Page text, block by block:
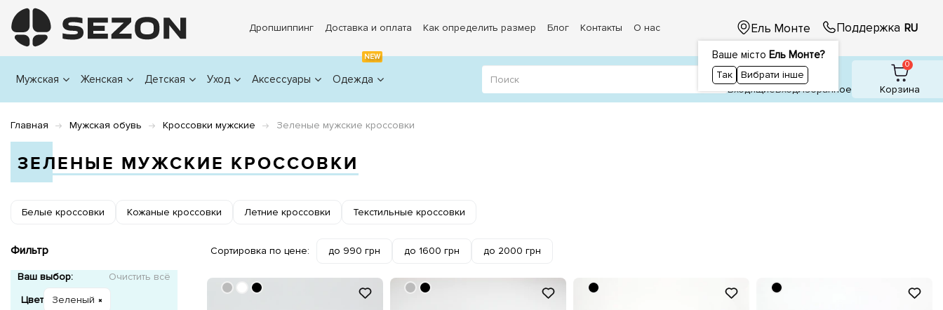
Дропшиппинг Доставка и оплата Как определить размер Блог Контакты О нас Ель Монте
Ваше місто Ель Монте?
Так Вибрати інше
Поддержка RU
Мужская Женская Детская Уход Аксессуары
NEW
Одежда
1
ВходящиеВходИзбранное
0
Корзина
Главная Мужская обувь Кроссовки мужские Зеленые мужские кроссовки
ЗЕЛЕНЫЕ МУЖСКИЕ КРОССОВКИ
Белые кроссовки Кожаные кроссовки Летние кроссовки Текстильные кроссовки
Фильтр
Ваш выбор:
Очистить всё
Цвет
Зеленый
Сортировка по цене: до 990 грн до 1600 грн до 2000 грн